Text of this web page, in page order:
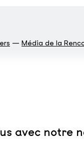
Média de la Rencontre
avec notre